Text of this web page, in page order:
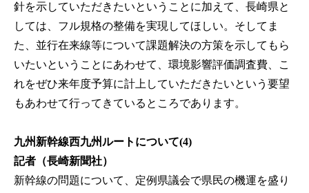
針を示していただきたいということに加えて、長崎県と
しては、フル規格の整備を実現してほしい。そしてま
た、並行在来線等について課題解決の方策を示してもら
いたいということにあわせて、環境影響評価調査費、こ
れをぜひ来年度予算に計上していただきたいという要望
もあわせて行ってきているところであります。
九州新幹線西九州ルートについて(4)
記者（長崎新聞社）
新幹線の問題について、定例県議会で県民の機運を盛り